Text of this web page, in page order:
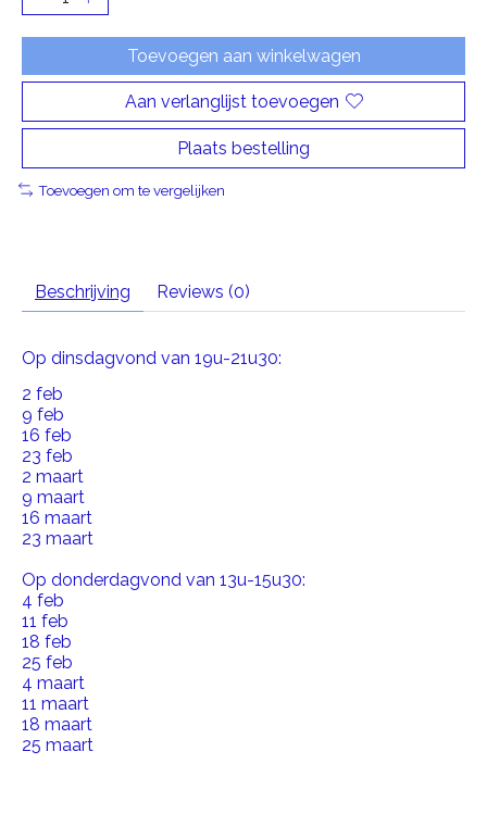
Toevoegen aan winkelwagen
Aan verlanglijst toevoegen
Plaats bestelling
Toevoegen om te vergelijken
Beschrijving Reviews (0)
Op dinsdagvond van 19u-21u30:
2 feb
9 feb
16 feb
23 feb
2 maart
9 maart
16 maart
23 maart
Op donderdagvond van 13u-15u30:
4 feb
11 feb
18 feb
25 feb
4 maart
11 maart
18 maart
25 maart